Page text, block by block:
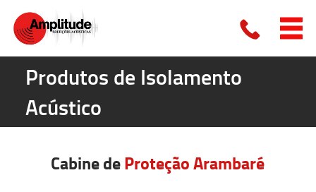
Produtos de Isolamento
Acústico
Cabine deProteçãoArambaré